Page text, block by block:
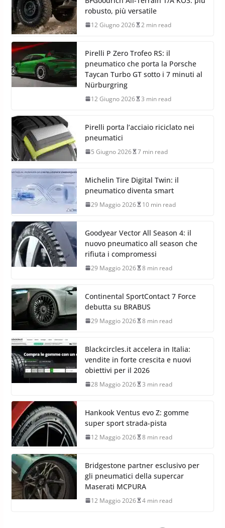
robusto, più versatile
12 Giugno 2026 2 min read
Pirelli P Zero Trofeo RS: il
pneumatico che porta la Porsche
Taycan Turbo GT sotto i 7 minuti al
Nürburgring
12 Giugno 2026 3 min read
Pirelli porta l’acciaio riciclato nei
pneumatici
5 Giugno 2026 7 min read
Michelin Tire Digital Twin: il
pneumatico diventa smart
29 Maggio 2026 10 min read
Goodyear Vector All Season 4: il
nuovo pneumatico all season che
rifiuta i compromessi
29 Maggio 2026 8 min read
Continental SportContact 7 Force
debutta su BRABUS
29 Maggio 2026 8 min read
Blackcircles.it accelera in Italia:
vendite in forte crescita e nuovi
obiettivi per il 2026
28 Maggio 2026 3 min read
Hankook Ventus evo Z: gomme
super sport strada-pista
12 Maggio 2026 8 min read
Bridgestone partner esclusivo per
gli pneumatici della supercar
Maserati MCPURA
12 Maggio 2026 4 min read